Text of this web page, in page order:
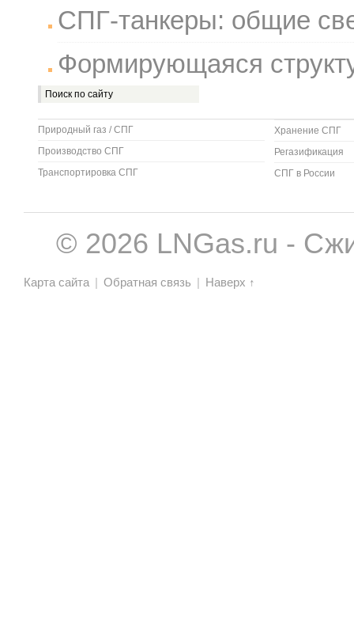
СПГ-танкеры: общие
Формирующаяся
Природный газ / СПГ
Производство СПГ
Транспортировка СПГ
Хранение СПГ
Регазификация
СПГ в России
© 2026 LNGas.ru -
Карта сайта | Обратная связь | Наверх ↑